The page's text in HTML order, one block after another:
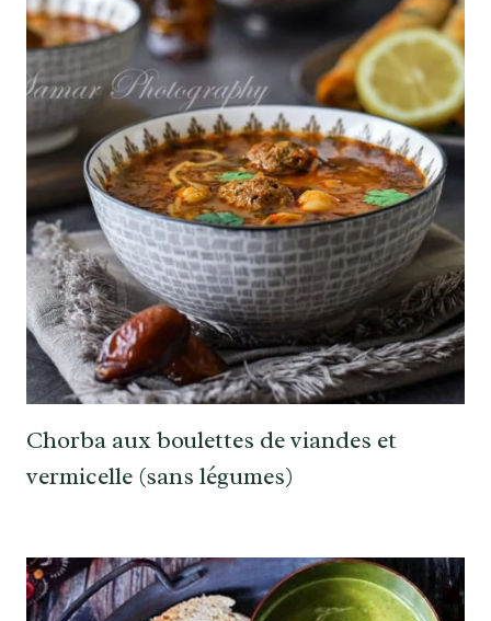
Chorba aux boulettes de viandes et
vermicelle (sans légumes)